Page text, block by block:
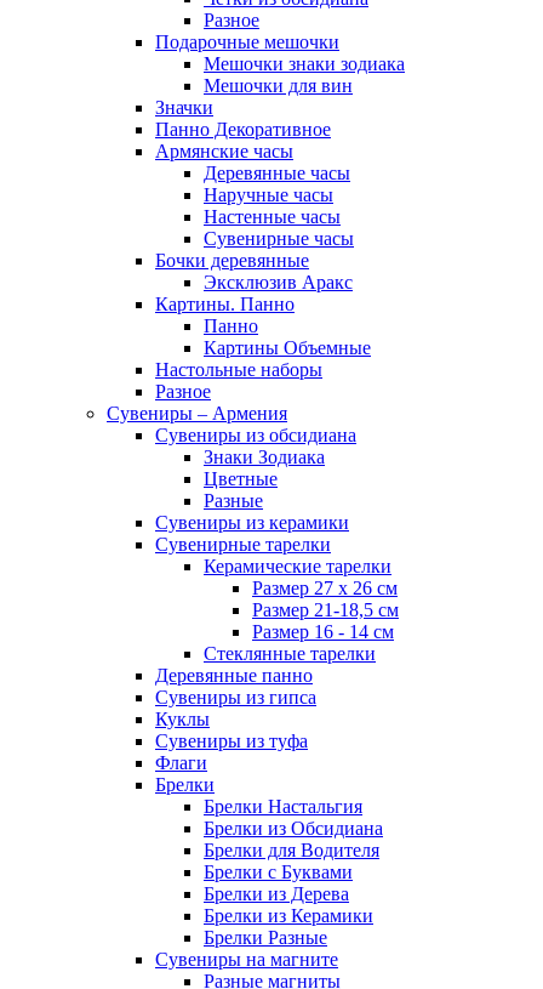
Разное
Подарочные мешочки
Мешочки знаки зодиака
Мешочки для вин
Значки
Панно Декоративное
Армянские часы
Деревянные часы
Наручные часы
Настенные часы
Сувенирные часы
Бочки деревянные
Эксклюзив Аракс
Картины. Панно
Панно
Картины Объемные
Настольные наборы
Разное
Сувениры – Армения
Сувениры из обсидиана
Знаки Зодиака
Цветные
Разные
Сувениры из керамики
Сувенирные тарелки
Керамические тарелки
Размер 27 х 26 см
Размер 21-18,5 см
Размер 16 - 14 см
Стеклянные тарелки
Деревянные панно
Сувениры из гипса
Куклы
Сувениры из туфа
Флаги
Брелки
Брелки Настальгия
Брелки из Обсидиана
Брелки для Водителя
Брелки с Буквами
Брелки из Дерева
Брелки из Керамики
Брелки Разные
Сувениры на магните
Разные магниты